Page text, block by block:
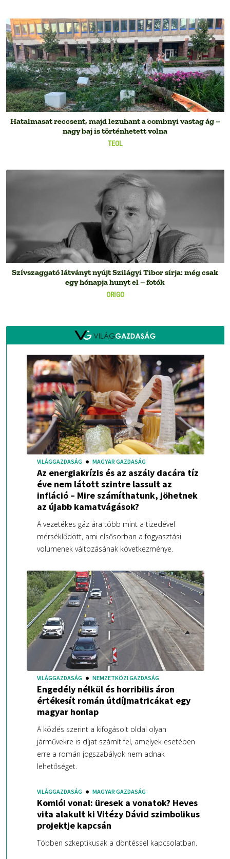
TEOL
Hatalmasat reccsent, majd lezuhant a combnyi vastag ág –
nagy baj is történhetett volna
ORIGO
Szívszaggató látványt nyújt Szilágyi Tibor sírja: még csak
egy hónapja hunyt el – fotók
VILÁGGAZDASÁG MAGYAR GAZDASÁG
Az energiakrízis és az aszály dacára tíz
éve nem látott szintre lassult az
infláció – Mire számíthatunk, jöhetnek
az újabb kamatvágások?
A vezetékes gáz ára több mint a tizedével
mérséklődött, ami elsősorban a fogyasztási
volumenek változásának következménye.
VILÁGGAZDASÁG NEMZETKÖZI GAZDASÁG
Engedély nélkül és horribilis áron
értékesít román útdíjmatricákat egy
magyar honlap
A közlés szerint a kifogásolt oldal olyan
járművekre is díjat számít fel, amelyek esetében
erre a román jogszabályok nem adnak
lehetőséget.
VILÁGGAZDASÁG MAGYAR GAZDASÁG
Komlói vonal: üresek a vonatok? Heves
vita alakult ki Vitézy Dávid szimbolikus
projektje kapcsán
Többen szkeptikusak a döntéssel kapcsolatban.